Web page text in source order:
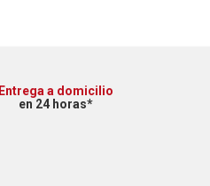
Entrega a domicilio
en 24 horas*